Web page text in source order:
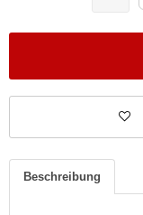
Beschreibung